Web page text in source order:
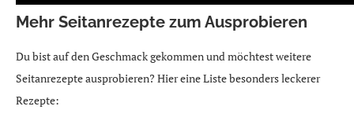
Mehr Seitanrezepte zum Ausprobieren
Du bist auf den Geschmack gekommen und möchtest weitere
Seitanrezepte ausprobieren? Hier eine Liste besonders leckerer
Rezepte: